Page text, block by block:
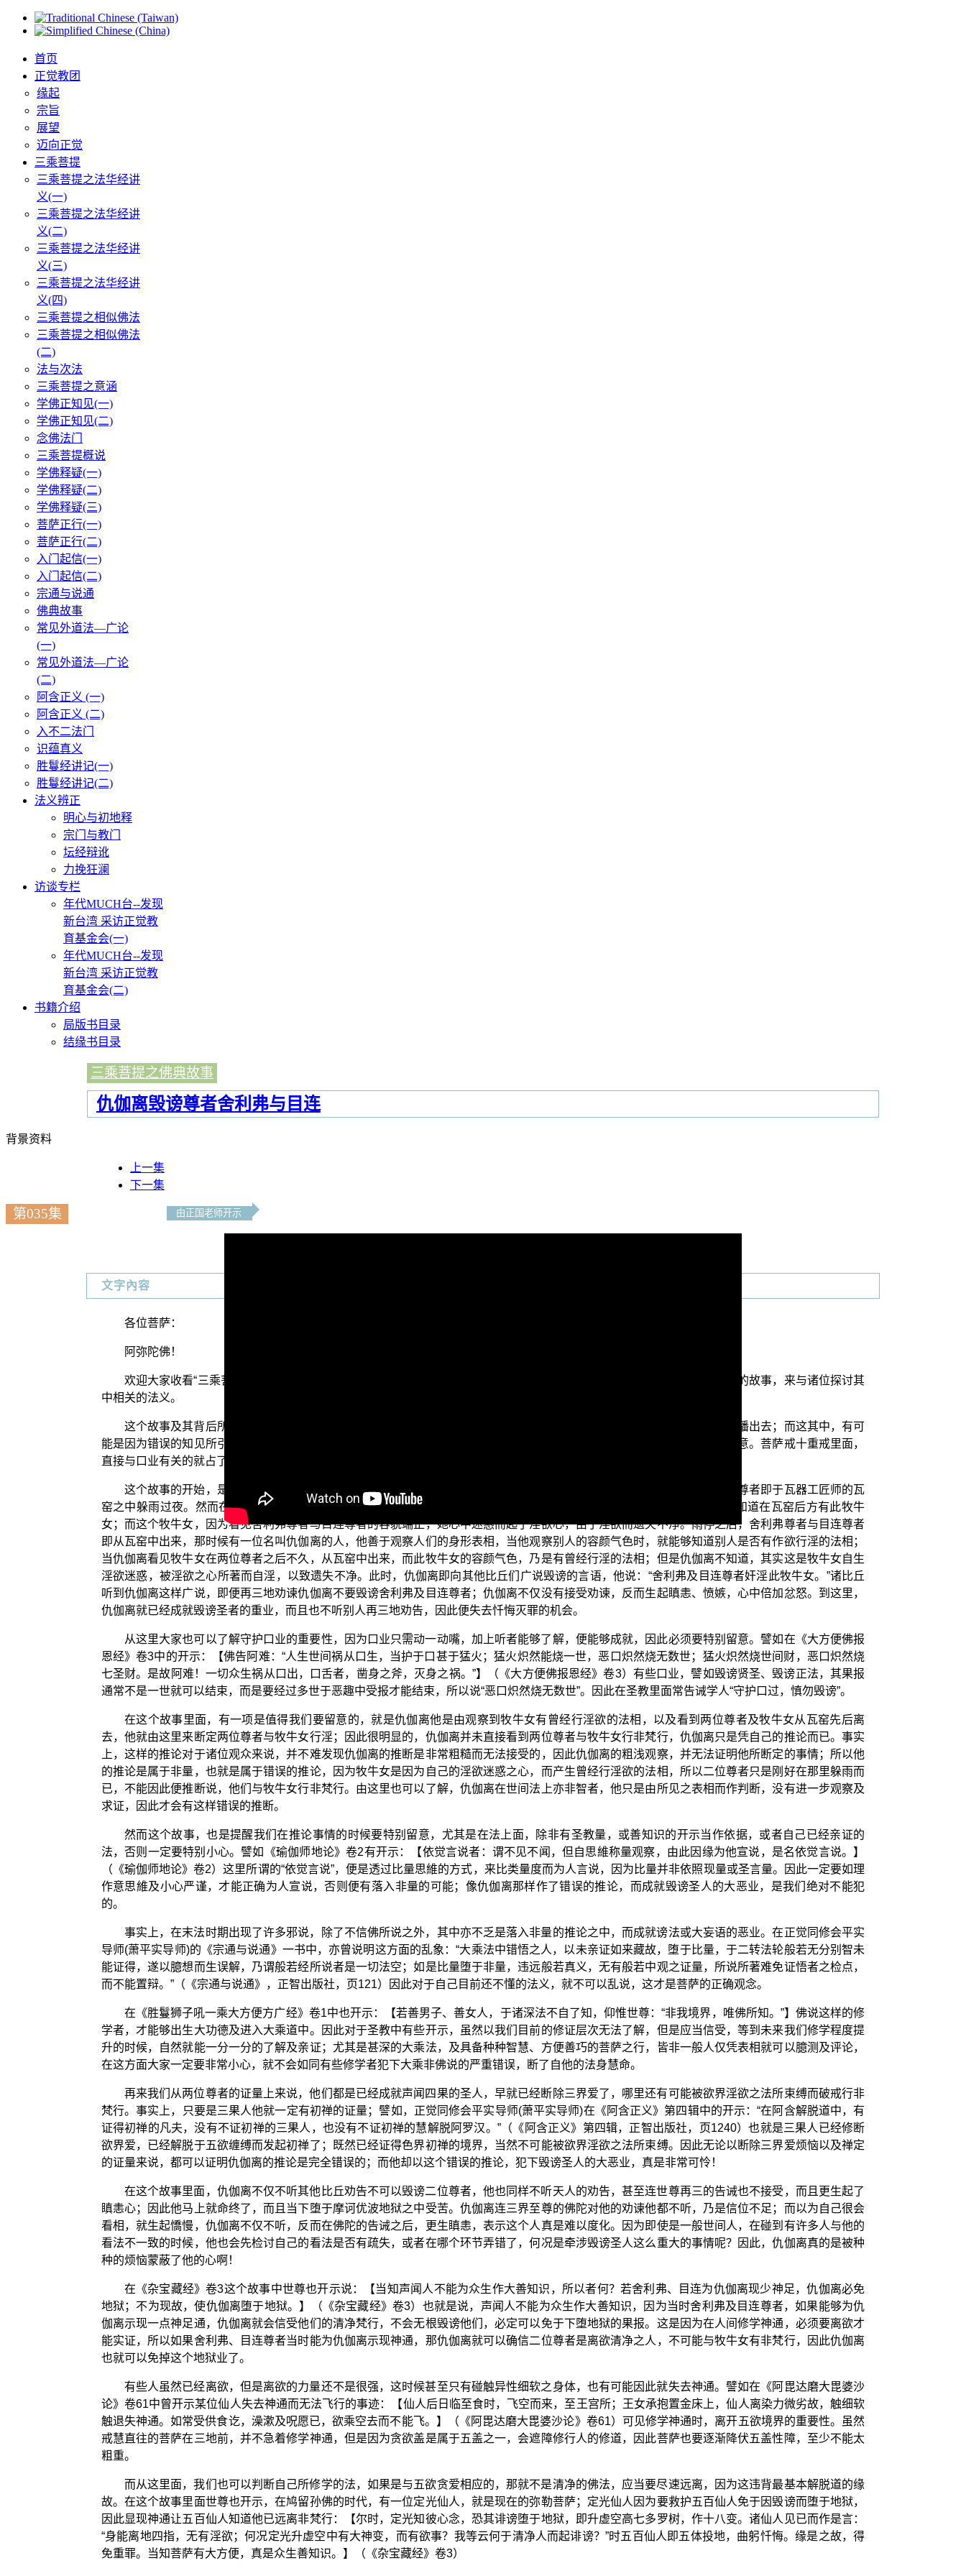
首页
正觉教团
缘起
宗旨
展望
迈向正觉
三乘菩提
三乘菩提之法华经讲
义(一)
三乘菩提之法华经讲
义(二)
三乘菩提之法华经讲
义(三)
三乘菩提之法华经讲
义(四)
三乘菩提之相似佛法
三乘菩提之相似佛法
(二)
法与次法
三乘菩提之意涵
学佛正知见(一)
学佛正知见(二)
念佛法门
三乘菩提概说
学佛释疑(一)
学佛释疑(二)
学佛释疑(三)
菩萨正行(一)
菩萨正行(二)
入门起信(一)
入门起信(二)
宗通与说通
佛典故事
常见外道法—广论
(一)
常见外道法—广论
(二)
阿含正义 (一)
阿含正义 (二)
入不二法门
识蕴真义
胜鬘经讲记(一)
胜鬘经讲记(二)
法义辨正
明心与初地释
宗门与教门
坛经辩讹
力挽狂澜
访谈专栏
年代MUCH台--发现
新台湾 采访正觉教
育基金会(一)
年代MUCH台--发现
新台湾 采访正觉教
育基金会(二)
书籍介绍
局版书目录
结缘书目录
三乘菩提之佛典故事
仇伽离毁谤尊者舍利弗与目连
背景资料
上一集
下一集
第035集 由正国老师开示
文字內容
各位菩萨：
阿弥陀佛！
欢迎大家收看“三乘菩提之佛典故事”节目，今天我们要以《杂宝藏经》卷3第28经中，有关“仇伽离毁谤尊者舍利弗与目连”的故事，来与诸位探讨其
中相关的法义。
这个故事及其背后所显示的道理，对于我们来说是非常重要的。因为口业的完成，相对来说是很容易的，同时也很容易传播出去；而这其中，有可
能是因为错误的知见所引起的，或者导因于个人的贪嫉心、瞋心等等遮蔽理智，而使人失去冷静的观察，因此值得我们特别留意。菩萨戒十重戒里面，
直接与口业有关的就占了四个，包括大妄语、说四众过、自赞毁他与谤三宝等，这也显示守护口业的重要性。
这个故事的开始，是因为舍利弗尊者与目连尊者在各聚落度众，游行化缘到了烧瓦器的工匠师处所，刚好值遇大雨，两位尊者即于瓦器工匠师的瓦
窑之中躲雨过夜。然而在早先的时候，瓦窑之中刚好已经有一个牧牛女在里面，在瓦窑的后方深处躲雨，但是两位尊者并不知道在瓦窑后方有此牧牛
女；而这个牧牛女，因为看见舍利弗尊者与目连尊者的容貌端正，她心中迷惑而起了淫欲心，由于淫欲而遗失不净。雨停之后，舍利弗尊者与目连尊者
即从瓦窑中出来，那时候有一位名叫仇伽离的人，他善于观察人们的身形表相，当他观察别人的容颜气色时，就能够知道别人是否有作欲行淫的法相；
当仇伽离看见牧牛女在两位尊者之后不久，从瓦窑中出来，而此牧牛女的容颜气色，乃是有曾经行淫的法相；但是仇伽离不知道，其实这是牧牛女自生
淫欲迷惑，被淫欲之心所著而自淫，以致遗失不净。此时，仇伽离即向其他比丘们广说毁谤的言语，他说：“舍利弗及目连尊者奸淫此牧牛女。”诸比丘
听到仇伽离这样广说，即便再三地劝谏仇伽离不要毁谤舍利弗及目连尊者；仇伽离不仅没有接受劝谏，反而生起瞋恚、愤嫉，心中倍加忿怒。到这里，
仇伽离就已经成就毁谤圣者的重业，而且也不听别人再三地劝告，因此便失去忏悔灭罪的机会。
从这里大家也可以了解守护口业的重要性，因为口业只需动一动嘴，加上听者能够了解，便能够成就，因此必须要特别留意。譬如在《大方便佛报
恩经》卷3中的开示：【佛告阿难：“人生世间祸从口生，当护于口甚于猛火；猛火炽然能烧一世，恶口炽然烧无数世；猛火炽然烧世间财，恶口炽然烧
七圣财。是故阿难！一切众生祸从口出，口舌者，凿身之斧，灭身之祸。”】（《大方便佛报恩经》卷3）有些口业，譬如毁谤贤圣、毁谤正法，其果报
通常不是一世就可以结束，而是要经过多世于恶趣中受报才能结束，所以说“恶口炽然烧无数世”。因此在圣教里面常告诫学人“守护口过，慎勿毁谤”。
在这个故事里面，有一项是值得我们要留意的，就是仇伽离他是由观察到牧牛女有曾经行淫欲的法相，以及看到两位尊者及牧牛女从瓦窑先后离
去，他就由这里来断定两位尊者与牧牛女行淫；因此很明显的，仇伽离并未直接看到两位尊者与牧牛女行非梵行，仇伽离只是凭自己的推论而已。事实
上，这样的推论对于诸位观众来说，并不难发现仇伽离的推断是非常粗糙而无法接受的，因此仇伽离的粗浅观察，并无法证明他所断定的事情；所以他
的推论是属于非量，也就是属于错误的推论，因为牧牛女是因为自己的淫欲迷惑之心，而产生曾经行淫欲的法相，所以二位尊者只是刚好在那里躲雨而
已，不能因此便推断说，他们与牧牛女行非梵行。由这里也可以了解，仇伽离在世间法上亦非智者，他只是由所见之表相而作判断，没有进一步观察及
求证，因此才会有这样错误的推断。
然而这个故事，也是提醒我们在推论事情的时候要特别留意，尤其是在法上面，除非有圣教量，或善知识的开示当作依据，或者自己已经亲证的
法，否则一定要特别小心。譬如《瑜伽师地论》卷2有开示：【依觉言说者：谓不见不闻，但自思維称量观察，由此因缘为他宣说，是名依觉言说。】
（《瑜伽师地论》卷2）这里所谓的“依觉言说”，便是透过比量思維的方式，来比类量度而为人言说，因为比量并非依照现量或圣言量。因此一定要如理
作意思維及小心严谨，才能正确为人宣说，否则便有落入非量的可能；像仇伽离那样作了错误的推论，而成就毁谤圣人的大恶业，是我们绝对不能犯
的。
事实上，在末法时期出现了许多邪说，除了不信佛所说之外，其中亦不乏是落入非量的推论之中，而成就谤法或大妄语的恶业。在正觉同修会平实
导师(萧平实导师)的《宗通与说通》一书中，亦曾说明这方面的乱象：“大乘法中错悟之人，以未亲证如来藏故，堕于比量，于二转法轮般若无分别智未
能证得，遂以臆想而生误解，乃谓般若经所说者是一切法空；如是比量堕于非量，违远般若真义，无有般若中观之证量，所说所著难免证悟者之检点，
而不能置辩。”（《宗通与说通》，正智出版社，页121）因此对于自己目前还不懂的法义，就不可以乱说，这才是菩萨的正确观念。
在《胜鬘狮子吼一乘大方便方广经》卷1中也开示：【若善男子、善女人，于诸深法不自了知，仰惟世尊：“非我境界，唯佛所知。”】佛说这样的修
学者，才能够出生大功德及进入大乘道中。因此对于圣教中有些开示，虽然以我们目前的修证层次无法了解，但是应当信受，等到未来我们修学程度提
升的时候，自然就能一分一分的了解及亲证；尤其是甚深的大乘法，及具备种种智慧、方便善巧的菩萨之行，皆非一般人仅凭表相就可以臆测及评论，
在这方面大家一定要非常小心，就不会如同有些修学者犯下大乘非佛说的严重错误，断了自他的法身慧命。
再来我们从两位尊者的证量上来说，他们都是已经成就声闻四果的圣人，早就已经断除三界爱了，哪里还有可能被欲界淫欲之法所束缚而破戒行非
梵行。事实上，只要是三果人他就一定有初禅的证量；譬如，正觉同修会平实导师(萧平实导师)在《阿含正义》第四辑中的开示：“在阿含解脱道中，有
证得初禅的凡夫，没有不证初禅的三果人，也没有不证初禅的慧解脱阿罗汉。”（《阿含正义》第四辑，正智出版社，页1240）也就是三果人已经修断
欲界爱，已经解脱于五欲缠缚而发起初禅了；既然已经证得色界初禅的境界，当然不可能被欲界淫欲之法所束缚。因此无论以断除三界爱烦恼以及禅定
的证量来说，都可以证明仇伽离的推论是完全错误的；而他却以这个错误的推论，犯下毁谤圣人的大恶业，真是非常可怜！
在这个故事里面，仇伽离不仅不听其他比丘劝告不可以毁谤二位尊者，他也同样不听天人的劝告，甚至连世尊再三的告诫也不接受，而且更生起了
瞋恚心；因此他马上就命终了，而且当下堕于摩诃优波地狱之中受苦。仇伽离连三界至尊的佛陀对他的劝谏他都不听，乃是信位不足；而以为自己很会
看相，就生起憍慢，仇伽离不仅不听，反而在佛陀的告诫之后，更生瞋恚，表示这个人真是难以度化。因为即使是一般世间人，在碰到有许多人与他的
看法不一致的时候，他也会先检讨自己的看法是否有疏失，或者在哪个环节弄错了，何况是牵涉毁谤圣人这么重大的事情呢？因此，仇伽离真的是被种
种的烦恼蒙蔽了他的心啊！
在《杂宝藏经》卷3这个故事中世尊也开示说：【当知声闻人不能为众生作大善知识，所以者何？若舍利弗、目连为仇伽离现少神足，仇伽离必免
地狱；不为现故，使仇伽离堕于地狱。】（《杂宝藏经》卷3）也就是说，声闻人不能为众生作大善知识，因为当时舍利弗及目连尊者，如果能够为仇
伽离示现一点神足通，仇伽离就会信受他们的清净梵行，不会无根毁谤他们，必定可以免于下堕地狱的果报。这是因为在人间修学神通，必须要离欲才
能实证，所以如果舍利弗、目连尊者当时能为仇伽离示现神通，那仇伽离就可以确信二位尊者是离欲清净之人，不可能与牧牛女有非梵行，因此仇伽离
也就可以免掉这个地狱业了。
有些人虽然已经离欲，但是离欲的力量还不是很强，这时候甚至只有碰触异性细软之身体，也有可能因此就失去神通。譬如在《阿毘达磨大毘婆沙
论》卷61中曾开示某位仙人失去神通而无法飞行的事迹：【仙人后日临至食时，飞空而来，至王宫所；王女承抱置金床上，仙人离染力微劣故，触细软
触退失神通。如常受供食讫，澡漱及呪愿已，欲乘空去而不能飞。】（《阿毘达磨大毘婆沙论》卷61）可见修学神通时，离开五欲境界的重要性。虽然
戒慧直往的菩萨在三地前，并不急着修学神通，但是因为贪欲盖是属于五盖之一，会遮障修行人的修道，因此菩萨也要逐渐降伏五盖性障，至少不能太
粗重。
而从这里面，我们也可以判断自己所修学的法，如果是与五欲贪爱相应的，那就不是清净的佛法，应当要尽速远离，因为这违背最基本解脱道的缘
故。在这个故事里面世尊也开示，在鸠留孙佛的时代，有一位定光仙人，就是现在的弥勒菩萨；定光仙人因为要救护五百仙人免于因毁谤而堕于地狱，
因此显现神通让五百仙人知道他已远离非梵行：【尔时，定光知彼心念，恐其诽谤堕于地狱，即升虚空高七多罗树，作十八变。诸仙人见已而作是言：
“身能离地四指，无有淫欲；何况定光升虚空中有大神变，而有欲事？我等云何于清净人而起诽谤？”时五百仙人即五体投地，曲躬忏悔。缘是之故，得
免重罪。当知菩萨有大方便，真是众生善知识。】（《杂宝藏经》卷3）